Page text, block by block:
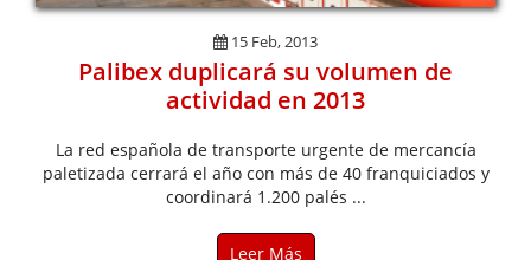
15 Feb, 2013
Palibex duplicará su volumen de
actividad en 2013
La red española de transporte urgente de mercancía
paletizada cerrará el año con más de 40 franquiciados y
coordinará 1.200 palés ...
Leer Más